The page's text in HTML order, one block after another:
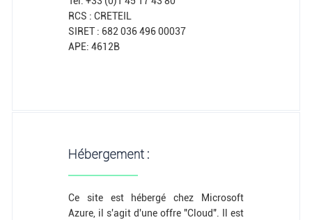
RCS : CRETEIL
SIRET : 682 036 496 00037
APE: 4612B
Hébergement :
Ce site est hébergé chez Microsoft
Azure, il s'agit d'une offre "Cloud". Il est